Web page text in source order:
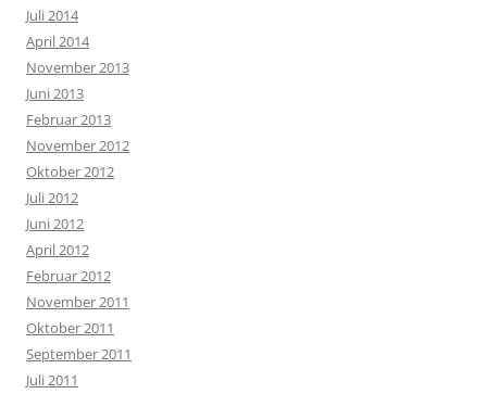
Juli 2014
April 2014
November 2013
Juni 2013
Februar 2013
November 2012
Oktober 2012
Juli 2012
Juni 2012
April 2012
Februar 2012
November 2011
Oktober 2011
September 2011
Juli 2011